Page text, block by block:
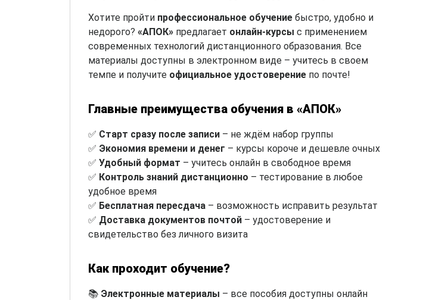
Хотите пройти профессиональное обучение быстро, удобно и
недорого? «АПОК» предлагает онлайн-курсы с применением
современных технологий дистанционного образования. Все
материалы доступны в электронном виде – учитесь в своем
темпе и получите официальное удостоверение по почте!
Главные преимущества обучения в «АПОК»
✅ Старт сразу после записи – не ждём набор группы
✅ Экономия времени и денег – курсы короче и дешевле очных
✅ Удобный формат – учитесь онлайн в свободное время
✅ Контроль знаний дистанционно – тестирование в любое
удобное время
✅ Бесплатная пересдача – возможность исправить результат
✅ Доставка документов почтой – удостоверение и
свидетельство без личного визита
Как проходит обучение?
📚 Электронные материалы – все пособия доступны онлайн